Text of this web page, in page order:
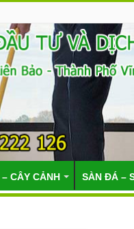
CÂY CẢNH SÀN ĐÁ –